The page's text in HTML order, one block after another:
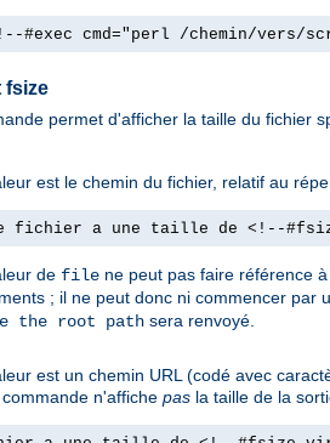
#exec cmd="perl /chemin/vers/
fsize
permet d'afficher la taille du fichier
est le chemin du fichier, relatif au
fichier a une taille de <!--
de file ne peut pas faire référence
; il ne peut donc ni commencer par
the root path sera renvoyé.
est un chemin URL (codé avec
n'affiche pas la taille de la